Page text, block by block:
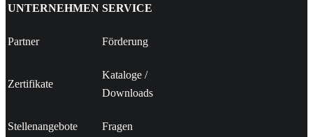
UNTERNEHMEN SERVICE
Partner Förderung
Zertifikate
Kataloge /
Downloads
Stellenangebote Fragen